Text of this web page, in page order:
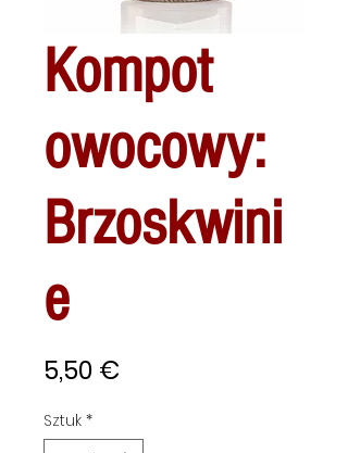
Kompot
owocowy:
Brzoskwini
e
5,50 €
Sztuk *